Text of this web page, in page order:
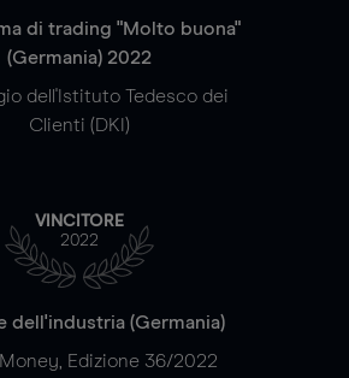
di trading "Molto buona"
(Germania) 2022
dell'Istituto Tedesco dei
Clienti (DKI)
VINCITORE
2022
dell'industria (Germania)
Edizione 36/2022